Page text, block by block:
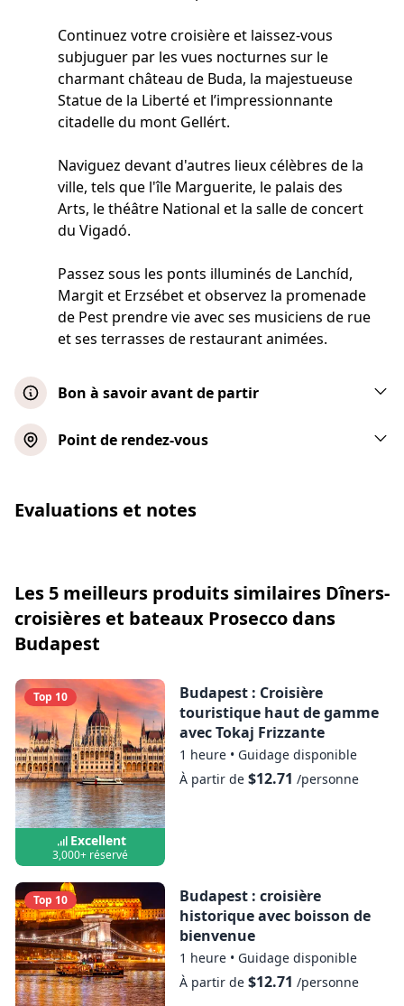
Continuez votre croisière et laissez-vous
subjuguer par les vues nocturnes sur le
charmant château de Buda, la majestueuse
Statue de la Liberté et l’impressionnante
citadelle du mont Gellért.
Naviguez devant d'autres lieux célèbres de la
ville, tels que l'île Marguerite, le palais des
Arts, le théâtre National et la salle de concert
du Vigadó.
Passez sous les ponts illuminés de Lanchíd,
Margit et Erzsébet et observez la promenade
de Pest prendre vie avec ses musiciens de rue
et ses terrasses de restaurant animées.
Bon à savoir avant de partir
Pendant le dîner, un menu vous sera
disponibles.
Point de rendez-vous
Evaluations et notes
Les 5 meilleurs produits similaires Dîners-
croisières et bateaux Prosecco dans
Budapest
Top 10
Excellent
3,000+ réservé
Budapest : Croisière
touristique haut de gamme
avec Tokaj Frizzante
1 heure • Guidage disponible
À partir de $12.71 /personne
Top 10
Budapest : croisière
historique avec boisson de
bienvenue
1 heure • Guidage disponible
À partir de $12.71 /personne